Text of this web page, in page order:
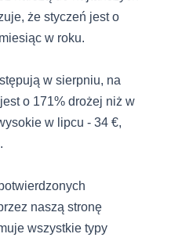
że styczeń jest o
w roku.
w sierpniu, na
o 171% drożej niż w
w lipcu - 34 €,
naszą stronę
wszystkie typy